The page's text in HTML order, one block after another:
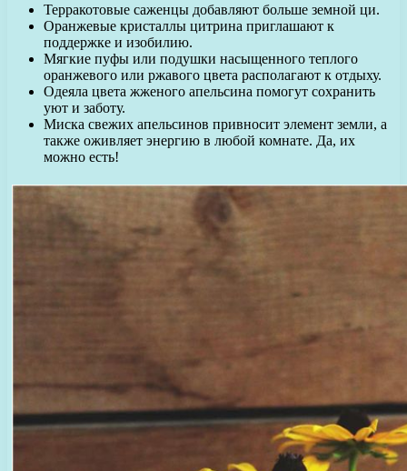
Терракотовые саженцы добавляют больше земной ци.
Оранжевые кристаллы цитрина приглашают к
поддержке и изобилию.
Мягкие пуфы или подушки насыщенного теплого
оранжевого или ржавого цвета располагают к отдыху.
Одеяла цвета жженого апельсина помогут сохранить
уют и заботу.
Миска свежих апельсинов привносит элемент земли, а
также оживляет энергию в любой комнате. Да, их
можно есть!